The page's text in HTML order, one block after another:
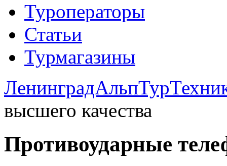
Туроператоры
Статьи
Турмагазины
ЛенинградАльпТур
высшего качества
Противоударные